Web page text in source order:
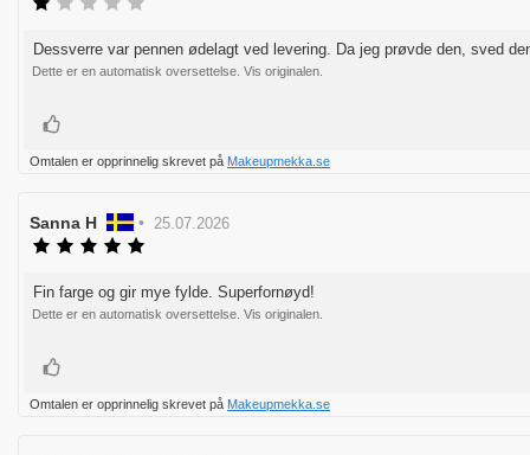
5
mulige
Omtaletekst:
Dessverre var pennen ødelagt ved levering. Da jeg prøvde den, sved
Dette er en automatisk oversettelse. Vis originalen.
Liker
Omtalen er opprinnelig skrevet på Makeupmekka.se
Forfatter:
Sanna H • Omtaledato:
25.07.2026
5
mulige
Omtaletekst:
Fin farge og gir mye fylde. Superfornøyd!
Dette er en automatisk oversettelse. Vis originalen.
Liker
Omtalen er opprinnelig skrevet på Makeupmekka.se